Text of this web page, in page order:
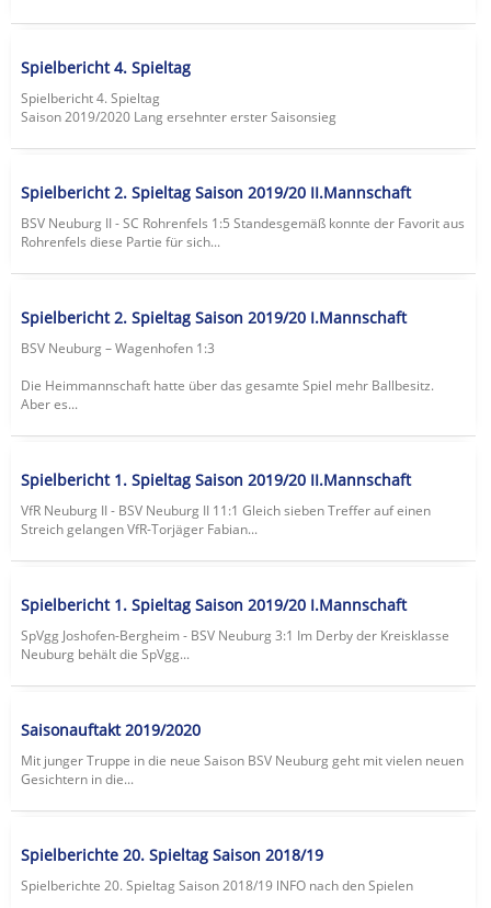
Spielbericht 4. Spieltag
Spielbericht 4. Spieltag
Saison 2019/2020 Lang ersehnter erster Saisonsieg
Spielbericht 2. Spieltag Saison 2019/20 II.Mannschaft
BSV Neuburg II - SC Rohrenfels 1:5 Standesgemäß konnte der Favorit aus
Rohrenfels diese Partie für sich...
Spielbericht 2. Spieltag Saison 2019/20 I.Mannschaft
BSV Neuburg – Wagenhofen 1:3
Die Heimmannschaft hatte über das gesamte Spiel mehr Ballbesitz.
Aber es...
Spielbericht 1. Spieltag Saison 2019/20 II.Mannschaft
VfR Neuburg II - BSV Neuburg II 11:1 Gleich sieben Treffer auf einen
Streich gelangen VfR-Torjäger Fabian...
Spielbericht 1. Spieltag Saison 2019/20 I.Mannschaft
SpVgg Joshofen-Bergheim - BSV Neuburg 3:1 Im Derby der Kreisklasse
Neuburg behält die SpVgg...
Saisonauftakt 2019/2020
Mit junger Truppe in die neue Saison BSV Neuburg geht mit vielen neuen
Gesichtern in die...
Spielberichte 20. Spieltag Saison 2018/19
Spielberichte 20. Spieltag Saison 2018/19 lNFO nach den Spielen